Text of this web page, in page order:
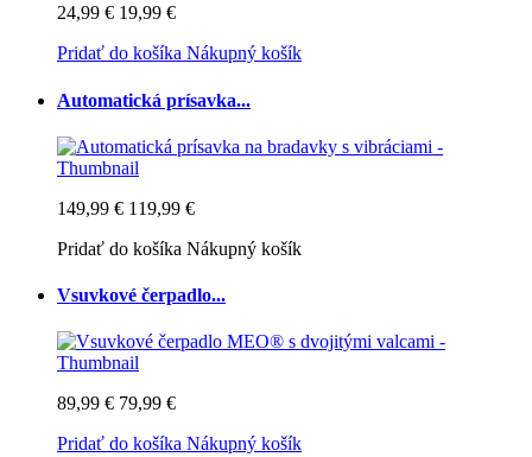
24,99 € 19,99 €
Pridať do košíka Nákupný košík
Automatická prísavka...
149,99 € 119,99 €
Pridať do košíka Nákupný košík
Vsuvkové čerpadlo...
89,99 € 79,99 €
Pridať do košíka Nákupný košík